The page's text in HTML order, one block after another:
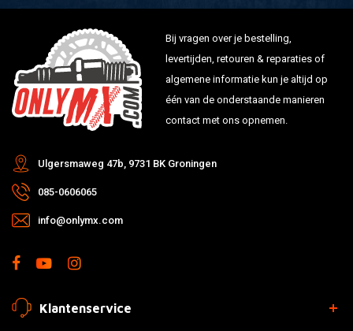
Bij vragen over je bestelling,
levertijden, retouren & reparaties of
algemene informatie kun je altijd op
één van de onderstaande manieren
contact met ons opnemen.
Ulgersmaweg 47b, 9731 BK Groningen
085-0606065
info@onlymx.com
Klantenservice